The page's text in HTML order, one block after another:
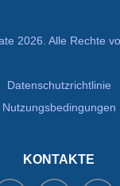
2026. Alle Rechte
Datenschutzrichtlinie
Nutzungsbedingungen
KONTAKTE